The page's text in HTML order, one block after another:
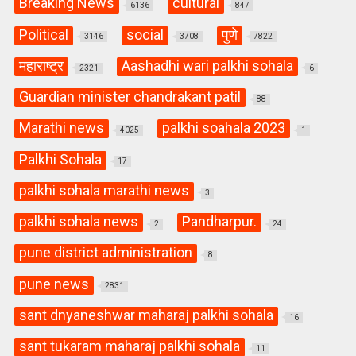
6136 847
Political 3146 social 3708 पुणे 7822
महाराष्ट्र 2321 Aashadhi wari palkhi sohala 6
Guardian minister chandrakant patil 88
Marathi news 4025 palkhi soahala 2023 1
Palkhi Sohala 17
palkhi sohala marathi news 3
palkhi sohala news 2 Pandharpur. 24
pune district administration 8
pune news 2831
sant dnyaneshwar maharaj palkhi sohala 16
sant tukaram maharaj palkhi sohala 11